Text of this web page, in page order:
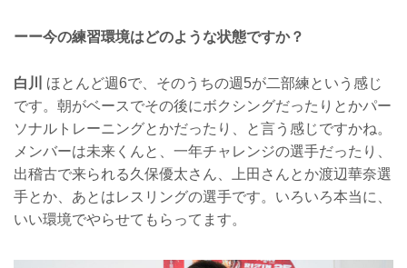
ーー今の練習環境はどのような状態ですか？
白川
ほとんど週6で、そのうちの週5が二部練という感じ
です。朝がベースでその後にボクシングだったりとかパー
ソナルトレーニングとかだったり、と言う感じですかね。
メンバーは未来くんと、一年チャレンジの選手だったり、
出稽古で来られる久保優太さん、上田さんとか渡辺華奈選
手とか、あとはレスリングの選手です。いろいろ本当に、
いい環境でやらせてもらってます。